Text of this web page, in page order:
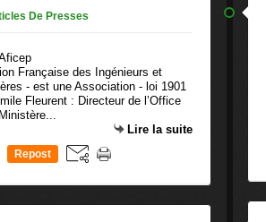
De Presses
Française des Ingénieurs et
- est une Association - loi 1901
Fleurent : Directeur de l’Office
Lire la suite
Repost